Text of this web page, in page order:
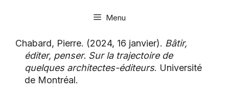
Menu
Chabard, Pierre. (2024, 16 janvier). Bâtir,
éditer, penser. Sur la trajectoire de
quelques architectes-éditeurs. Université
de Montréal.